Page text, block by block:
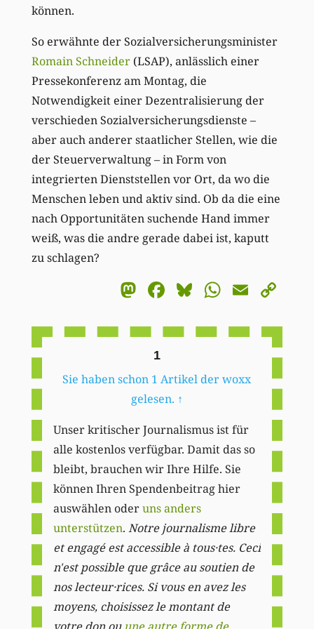
können.
So erwähnte der Sozialversicherungsminister
Romain Schneider(LSAP), anlässlich einer
Pressekonferenz am Montag, die
Notwendigkeit einer Dezentralisierung der
verschieden Sozialversicherungsdienste –
aber auch anderer staatlicher Stellen, wie die
der Steuerverwaltung – in Form von
integrierten Dienststellen vor Ort, da wo die
Menschen leben und aktiv sind. Ob da die eine
nach Opportunitäten suchende Hand immer
weiß, was die andre gerade dabei ist, kaputt
zu schlagen?
Mastodon
Facebook
BlueskyEmail
1
Sie haben schon 1 Artikel der woxx
gelesen. ↑
Unser kritischer Journalismus ist für
alle kostenlos verfügbar. Damit das so
bleibt, brauchen wir Ihre Hilfe. Sie
können Ihren Spendenbeitrag hier
auswählen oderuns anders
unterstützen. Notre journalisme libre
et engagé est accessible à tous·tes. Ceci
n'est possible que grâce au soutien de
nos lecteur·rices. Si vous en avez les
moyens, choisissez le montant de